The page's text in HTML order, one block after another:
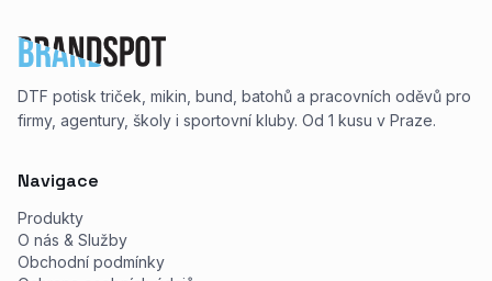
DTF potisk triček, mikin, bund, batohů a pracovních oděvů pro
firmy, agentury, školy i sportovní kluby. Od 1 kusu v Praze.
Navigace
Produkty
O nás & Služby
Obchodní podmínky